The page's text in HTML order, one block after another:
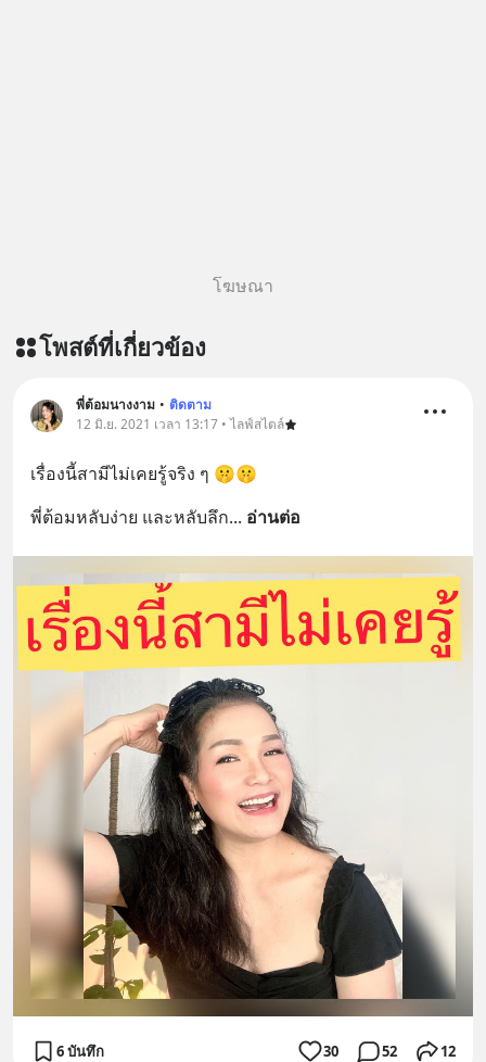
โฆษณา
โพสต์ที่เกี่ยวข้อง
พี่ต้อมนางงาม • ติดตาม
12 มิ.ย. 2021 เวลา 13:17 • ไลฟ์สไตล์
เรื่องนี้สามีไม่เคยรู้จริง ๆ 🤫🤫
พี่ต้อมหลับง่าย และหลับลึก... อ่านต่อ
6 บันทึก 30 52 12